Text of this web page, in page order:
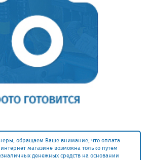
обращаем Ваше внимание, что оплата
магазине возможна только путем
денежных средств на основании